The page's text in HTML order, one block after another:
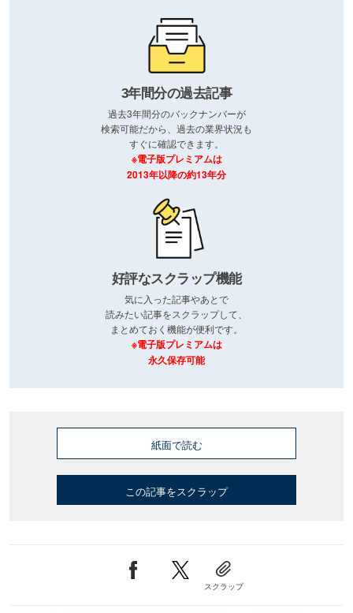
3年間分の過去記事
過去3年間分のバックナンバーが
検索可能だから、過去の業界状況も
すぐに確認できます。
※電子版プレミアムは
2013年以降の約13年分
好評なスクラップ機能
気に入った記事やあとで
読みたい記事をスクラップして、
まとめておく機能が便利です。
※電子版プレミアムは
永久保存可能
紙面で読む
この記事をスクラップ
スクラップ